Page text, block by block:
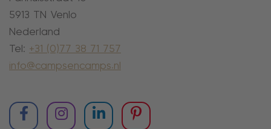
5913 TN Venlo
Nederland
Tel: +31 (0)77 38 71 757
info@campsencamps.nl